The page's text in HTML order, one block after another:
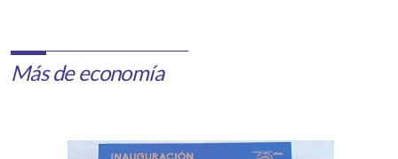
Más de economía